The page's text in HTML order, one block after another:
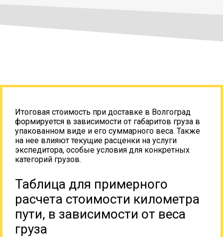
Итоговая стоимость при доставке в Волгоград
формируется в зависимости от габаритов груза в
упакованном виде и его суммарного веса. Также
на нее влияют текущие расценки на услуги
экспедитора, особые условия для конкретных
категорий грузов.
Таблица для примерного
расчета стоимости километра
пути, в зависимости от веса
груза